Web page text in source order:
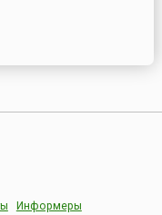
Информеры